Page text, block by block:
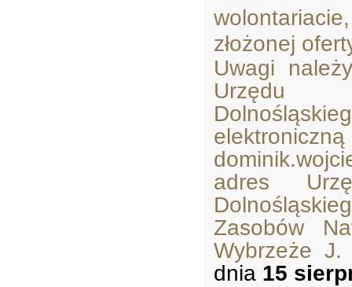
złożonej
Uwagi
Urzędu
adres
Zasobów
Wybrzeże J.
dnia 15